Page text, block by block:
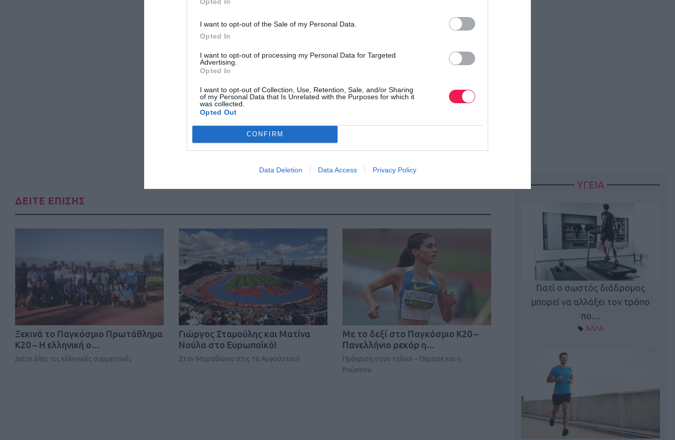
I want to opt-out of the Sale of my Personal Data.
Opted In
I want to opt-out of processing my Personal Data for Targeted
Advertising.
Opted In
I want to opt-out of Collection, Use, Retention, Sale, and/or Sharing
of my Personal Data that Is Unrelated with the Purposes for which it
was collected.
Opted Out
CONFIRM
Data Deletion Data Access Privacy Policy
ΔΕΙΤΕ ΕΠΙΣΗΣ
Ξεκινά το Παγκόσμιο Πρωτάθλημα
Κ20 – Η ελληνική ο…
Δείτε όλες τις ελληνικές συμμετοχές
Γιώργος Σταμούλης και Ματίνα
Νούλα στο Ευρωπαϊκό!
Στον Μαραθώνιο στις 16 Αυγούστου!
Mε το δεξί στο Παγκόσμιο Κ20 –
Πανελλήνιο ρεκόρ η…
Πρόκριση στον τελικό – Πέρασε και η
Ρούσσου
ΥΓΕΙΑ
Καφές και καφεΐνη
ΓΕΝΙΚΑ ΘΕΜΑΤΑ
Γιατί ο σωστός διάδρομος
μπορεί να αλλάξει τον τρόπο
πο…
ΆΛΛΑ